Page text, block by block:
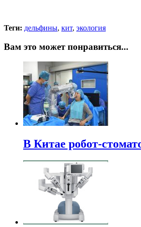
Теги: дельфины, кит, экология
Вам это может понравиться...
В Китае робот-